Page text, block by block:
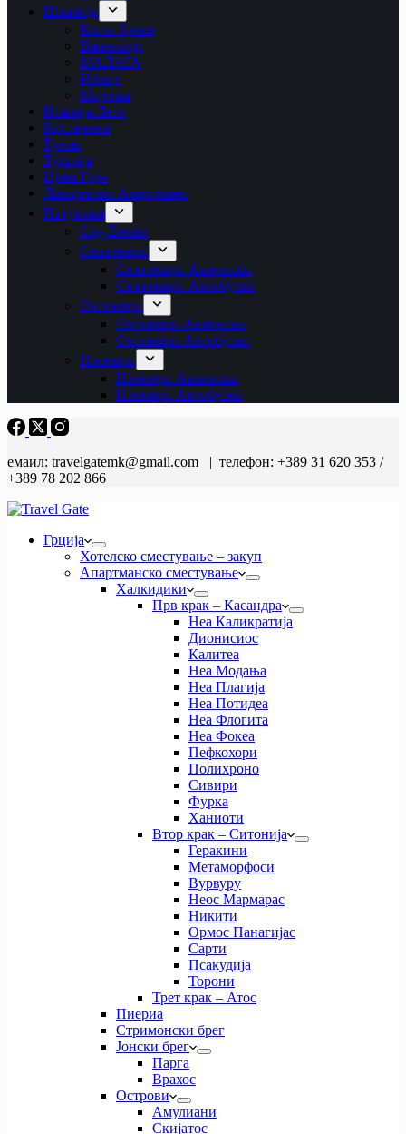
Шпанија
Коста Брава
Валенсија
МАЛАГА
Ибица
Мајорка
Италија Лето
Крстарења
Тунис
Турција
Црна Гора
Лазаревски Апартмани
Патувања
City Breaks
Септември
Септември Авионски
Септември Автобуски
Октомври
Октомври Авионски
Октомври Автобуски
Ноември
Ноември Авионски
Ноември Автобуски
емаил: travelgatemk@gmail.com | телефон: +389 31 620 353 /
+389 78 202 866
Грција
Хотелско сместување – закуп
Апартманско сместување
Халкидики
Прв крак – Касандра
Неа Каликратија
Дионисиос
Калитеа
Неа Модања
Неа Плагија
Неа Потидеа
Неа Флогита
Неа Фокеа
Пефкохори
Полихроно
Сивири
Фурка
Ханиоти
Втор крак – Ситонија
Геракини
Метаморфоси
Вурвуру
Неос Мармарас
Никити
Ормос Панагијас
Сарти
Псакудија
Торони
Трет крак – Атос
Пиериа
Стримонски брег
Јонски брег
Парга
Врахос
Острови
Амулиани
Скијатос